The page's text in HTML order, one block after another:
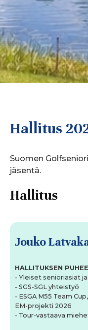
Hallitus
Suomen
jäsentä.
Hallitus
Jouko
HALLITUKSEN
- Yleiset senioriasiat
- SGS-SGL yhteistyö
- ESGA M55 Team
EM-projekti 2026
- Tour-vastaava